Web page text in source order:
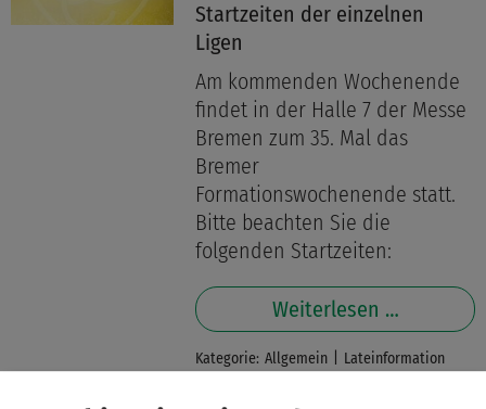
Startzeiten der einzelnen
Ligen
Am kommenden Wochenende
findet in der Halle 7 der Messe
Bremen zum 35. Mal das
Bremer
Formationswochenende statt.
Bitte beachten Sie die
folgenden Startzeiten:
Weiterlesen …
Kategorie: Allgemein Lateinformation